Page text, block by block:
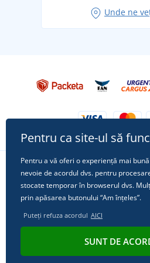
Tricoul preferat City în rol
Unde ne
Urmărește-ne pe
© 2011 - 2026, Dual Trade s.r.o. | Din
Pentru ca site-ul să
Pentru a vă oferi o experiență mai
nevoie de acordul dvs. pentru
stocate temporar în browserul dvs.
prin apăsarea butonului “Am înțeles”.
Puteți refuza acordul AICI
SUNT DE